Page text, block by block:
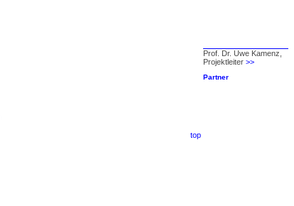
Prof. Dr. Uwe Kamenz,
Projektleiter >>
Partner
top